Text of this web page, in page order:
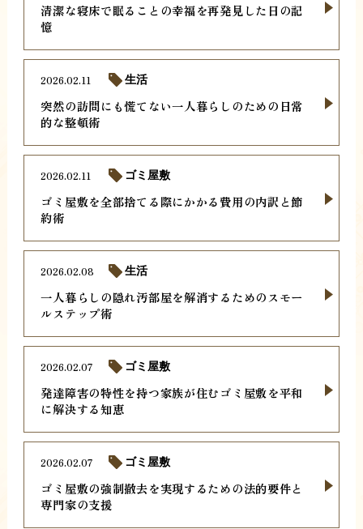
清潔な寝床で眠ることの幸福を再発見した日の記
憶
突然の訪問にも慌てない一人暮らしのための日常
的な整頓術
2026.02.11 生活
ゴミ屋敷を全部捨てる際にかかる費用の内訳と節
約術
2026.02.11 ゴミ屋敷
一人暮らしの隠れ汚部屋を解消するためのスモー
ルステップ術
2026.02.08 生活
発達障害の特性を持つ家族が住むゴミ屋敷を平和
に解決する知恵
2026.02.07 ゴミ屋敷
ゴミ屋敷の強制撤去を実現するための法的要件と
専門家の支援
2026.02.07 ゴミ屋敷